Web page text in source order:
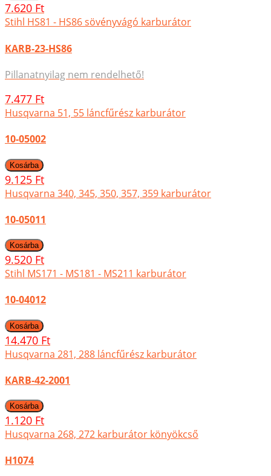
7.620 Ft
Stihl HS81 - HS86 sövényvágó karburátor
KARB-23-HS86
Pillanatnyilag nem rendelhető!
7.477 Ft
Husqvarna 51, 55 láncfűrész karburátor
10-05002
9.125 Ft
Husqvarna 340, 345, 350, 357, 359 karburátor
10-05011
9.520 Ft
Stihl MS171 - MS181 - MS211 karburátor
10-04012
14.470 Ft
Husqvarna 281, 288 láncfűrész karburátor
KARB-42-2001
1.120 Ft
Husqvarna 268, 272 karburátor könyökcső
H1074